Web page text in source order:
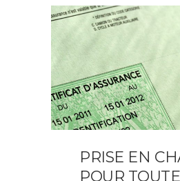
PRISE EN
POUR